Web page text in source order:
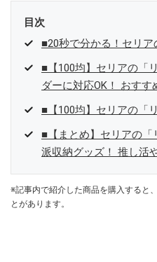
目次
■20秒で分かる！セリ
■【100均】セリアの「
ダーに対応OK！ おすす
■【100均】セリアの「
■【まとめ】セリアの「
派収納グッズ！ 推し活
※記事内で紹介した商品を購入すると
とがあります。